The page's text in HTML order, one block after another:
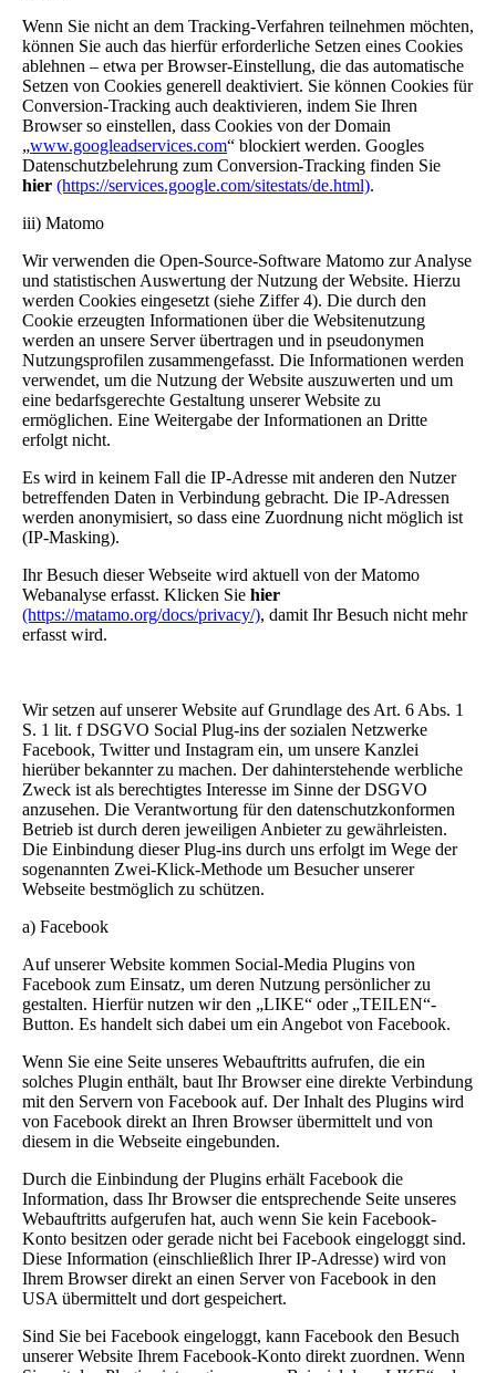
Wenn Sie nicht an dem Tracking-Verfahren teilnehmen möchten,
können Sie auch das hierfür erforderliche Setzen eines Cookies
ablehnen – etwa per Browser-Einstellung, die das automatische
Setzen von Cookies generell deaktiviert. Sie können Cookies für
Conversion-Tracking auch deaktivieren, indem Sie Ihren
Browser so einstellen, dass Cookies von der Domain
„www.googleadservices.com“ blockiert werden. Googles
Datenschutzbelehrung zum Conversion-Tracking finden Sie
hier (https://services.google.com/sitestats/de.html).
iii) Matomo
Wir verwenden die Open-Source-Software Matomo zur Analyse
und statistischen Auswertung der Nutzung der Website. Hierzu
werden Cookies eingesetzt (siehe Ziffer 4). Die durch den
Cookie erzeugten Informationen über die Websitenutzung
werden an unsere Server übertragen und in pseudonymen
Nutzungsprofilen zusammengefasst. Die Informationen werden
verwendet, um die Nutzung der Website auszuwerten und um
eine bedarfsgerechte Gestaltung unserer Website zu
ermöglichen. Eine Weitergabe der Informationen an Dritte
erfolgt nicht.
Es wird in keinem Fall die IP-Adresse mit anderen den Nutzer
betreffenden Daten in Verbindung gebracht. Die IP-Adressen
werden anonymisiert, so dass eine Zuordnung nicht möglich ist
(IP-Masking).
Ihr Besuch dieser Webseite wird aktuell von der Matomo
Webanalyse erfasst. Klicken Sie hier
(https://matamo.org/docs/privacy/), damit Ihr Besuch nicht mehr
erfasst wird.
Wir setzen auf unserer Website auf Grundlage des Art. 6 Abs. 1
S. 1 lit. f DSGVO Social Plug-ins der sozialen Netzwerke
Facebook, Twitter und Instagram ein, um unsere Kanzlei
hierüber bekannter zu machen. Der dahinterstehende werbliche
Zweck ist als berechtigtes Interesse im Sinne der DSGVO
anzusehen. Die Verantwortung für den datenschutzkonformen
Betrieb ist durch deren jeweiligen Anbieter zu gewährleisten.
Die Einbindung dieser Plug-ins durch uns erfolgt im Wege der
sogenannten Zwei-Klick-Methode um Besucher unserer
Webseite bestmöglich zu schützen.
a) Facebook
Auf unserer Website kommen Social-Media Plugins von
Facebook zum Einsatz, um deren Nutzung persönlicher zu
gestalten. Hierfür nutzen wir den „LIKE“ oder „TEILEN“-
Button. Es handelt sich dabei um ein Angebot von Facebook.
Wenn Sie eine Seite unseres Webauftritts aufrufen, die ein
solches Plugin enthält, baut Ihr Browser eine direkte Verbindung
mit den Servern von Facebook auf. Der Inhalt des Plugins wird
von Facebook direkt an Ihren Browser übermittelt und von
diesem in die Webseite eingebunden.
Durch die Einbindung der Plugins erhält Facebook die
Information, dass Ihr Browser die entsprechende Seite unseres
Webauftritts aufgerufen hat, auch wenn Sie kein Facebook-
Konto besitzen oder gerade nicht bei Facebook eingeloggt sind.
Diese Information (einschließlich Ihrer IP-Adresse) wird von
Ihrem Browser direkt an einen Server von Facebook in den
USA übermittelt und dort gespeichert.
Sind Sie bei Facebook eingeloggt, kann Facebook den Besuch
unserer Website Ihrem Facebook-Konto direkt zuordnen. Wenn